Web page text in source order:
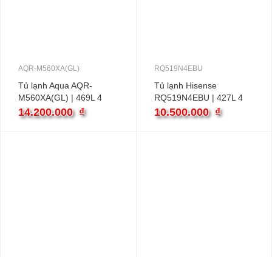
AQR-M560XA(GL)
Tủ lạnh Aqua AQR-
M560XA(GL) | 469L 4
cánh inverter
14.200.000 ₫
RQ519N4EBU
Tủ lạnh Hisense
RQ519N4EBU | 427L 4
cánh inverter
10.500.000 ₫